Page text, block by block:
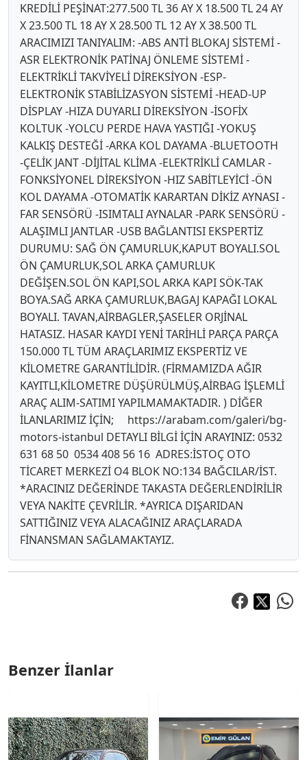
KREDİLİ PEŞİNAT:277.500 TL 36 AY X 18.500 TL 24 AY
X 23.500 TL 18 AY X 28.500 TL 12 AY X 38.500 TL
ARACIMIZI TANIYALIM: -ABS ANTİ BLOKAJ SİSTEMİ -
ASR ELEKTRONİK PATİNAJ ÖNLEME SİSTEMİ -
ELEKTRİKLİ TAKVİYELİ DİREKSİYON -ESP-
ELEKTRONİK STABİLİZASYON SİSTEMİ -HEAD-UP
DİSPLAY -HIZA DUYARLI DİREKSİYON -İSOFİX
KOLTUK -YOLCU PERDE HAVA YASTIĞI -YOKUŞ
KALKIŞ DESTEĞİ -ARKA KOL DAYAMA -BLUETOOTH
-ÇELİK JANT -DİJİTAL KLİMA -ELEKTRİKLİ CAMLAR -
FONKSİYONEL DİREKSİYON -HIZ SABİTLEYİCİ -ÖN
KOL DAYAMA -OTOMATİK KARARTAN DİKİZ AYNASI -
FAR SENSÖRÜ -ISIMTALI AYNALAR -PARK SENSÖRÜ -
ALAŞIMLI JANTLAR -USB BAĞLANTISI EKSPERTİZ
DURUMU: SAĞ ÖN ÇAMURLUK,KAPUT BOYALI.SOL
ÖN ÇAMURLUK,SOL ARKA ÇAMURLUK
DEĞİŞEN.SOL ÖN KAPI,SOL ARKA KAPI SÖK-TAK
BOYA.SAĞ ARKA ÇAMURLUK,BAGAJ KAPAĞI LOKAL
BOYALI. TAVAN,AİRBAGLER,ŞASELER ORJİNAL
HATASIZ. HASAR KAYDI YENİ TARİHLİ PARÇA PARÇA
150.000 TL TÜM ARAÇLARIMIZ EKSPERTİZ VE
KİLOMETRE GARANTİLİDİR. (FİRMAMIZDA AĞIR
KAYITLI,KİLOMETRE DÜŞÜRÜLMÜŞ,AİRBAG İŞLEMLİ
ARAÇ ALIM-SATIMI YAPILMAMAKTADIR. ) DİĞER
İLANLARIMIZ İÇİN; https://arabam.com/galeri/bg-
motors-istanbul DETAYLI BİLGİ İÇİN ARAYINIZ: 0532
631 68 50 0534 408 56 16 ADRES:İSTOÇ OTO
TİCARET MERKEZİ O4 BLOK NO:134 BAĞCILAR/İST.
*ARACINIZ DEĞERİNDE TAKASTA DEĞERLENDİRİLİR
VEYA NAKİTE ÇEVRİLİR. *AYRICA DIŞARIDAN
SATTIĞINIZ VEYA ALACAĞINIZ ARAÇLARADA
FİNANSMAN SAĞLAMAKTAYIZ.
Benzer İlanlar